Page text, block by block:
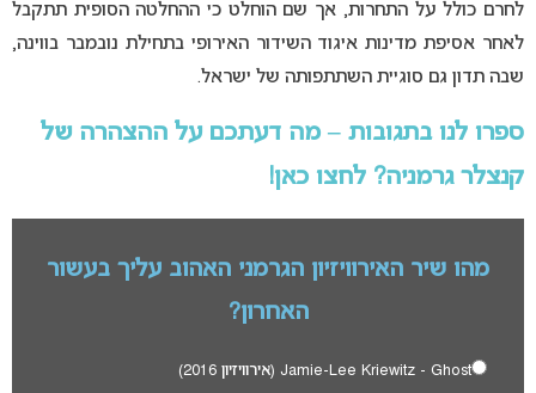
לחרם כולל על התחרות, אך שם הוחלט כי ההחלטה הסופית תתקבל
לאחר אסיפת מדינות איגוד השידור האירופי בתחילת נובמבר בווינה,
שבה תדון גם סוגיית השתתפותה של ישראל.
ספרו לנו בתגובות – מה דעתכם על ההצהרה של
קנצלר גרמניה? לחצו כאן!
מהו שיר האירוויזיון הגרמני האהוב עליך בעשור
האחרון?
Jamie-Lee Kriewitz - Ghost (אירוויזיון 2016)